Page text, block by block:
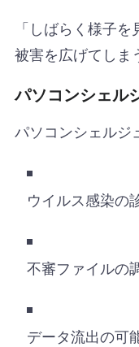
「しばらく様子を
被害を広げてしま
パソコンシェル
パソコンシェルジ
ウイルス感染の
不審ファイルの
データ流出の可